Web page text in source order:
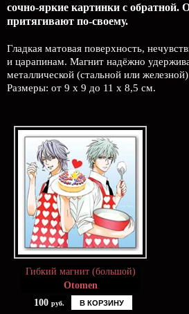
сочно-яркие картинки с обратной.
притягивают по-своему.
Гладкая матовая поверхность,
и царапинам. Магнит надёжно
металлической (стальной или
Размеры: от 9 х 9 до 11 х 8,5 см.
Гибкий магнит (большой)
Otomen
100 руб. В КОРЗИНУ